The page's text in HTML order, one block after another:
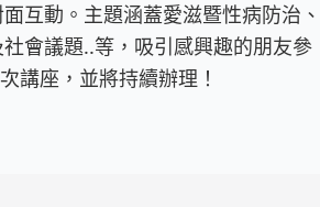
互動。主題涵蓋愛滋暨性病防治、
會議題..等，吸引感興趣的朋友參
講座，並將持續辦理！